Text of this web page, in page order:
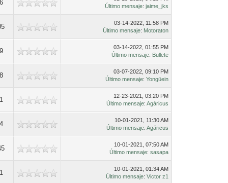
Último mensaje:jaime_jks
03-14-2022, 11:58 PM
Último mensaje: Motoraton
03-14-2022, 01:55 PM
Último mensaje: Bullete
03-07-2022, 09:10 PM
Último mensaje:Yongüein
12-23-2021, 03:20 PM
Último mensaje:Agáricus
10-01-2021, 11:30 AM
Último mensaje:Agáricus
10-01-2021, 07:50 AM
Último mensaje:sasapa
10-01-2021, 01:34 AM
Último mensaje:Victor z1